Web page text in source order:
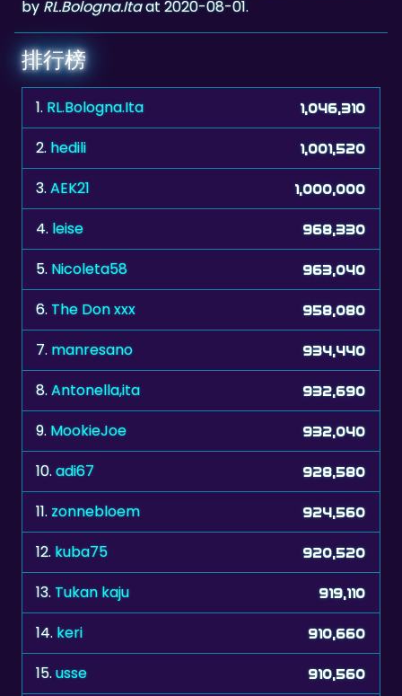
排行榜
1.RL.Bologna.Ita
2.hedili 1,001,520
3. AEK21 1,000,000
4.leise 968,330
5. Nicoleta58 963,040
6. The Don xxx 958,080
7. manresano 934,440
8. Antonella,ita 932,690
9. MookieJoe 932,040
10.adi67 928,580
11. zonnebloem 924,560
12.kuba75 920,520
13. Tukan kaju 919,110
14.keri 910,660
15. usse 910,560
16. Hotpink 907,370